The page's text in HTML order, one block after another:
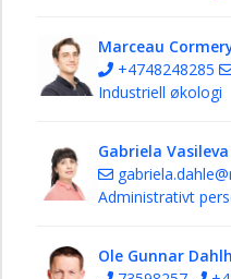
Marceau
+4748248285
Industriell økologi
Gabriela
Administrativt
Ole Gunnar